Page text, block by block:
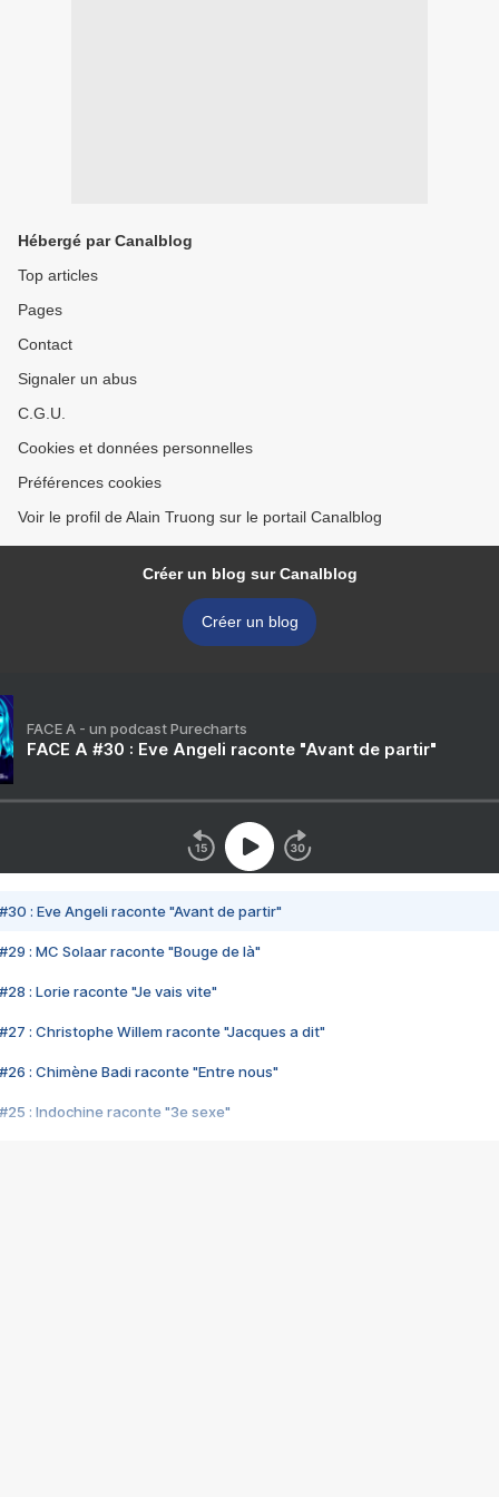
Hébergé par Canalblog
Top articles
Pages
Contact
Signaler un abus
C.G.U.
Cookies et données personnelles
Préférences cookies
Voir le profil de Alain Truong sur le portail Canalblog
Créer un blog sur Canalblog
Créer un blog
FACE A - un podcast Purecharts
FACE A #30 : Eve Angeli raconte "Avant de partir"
#30 : Eve Angeli raconte "Avant de partir"
#29 : MC Solaar raconte "Bouge de là"
#28 : Lorie raconte "Je vais vite"
#27 : Christophe Willem raconte "Jacques a dit"
#26 : Chimène Badi raconte "Entre nous"
#25 : Indochine raconte "3e sexe"